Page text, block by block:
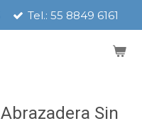
Tel.: 55 8849 6161
Abrazadera Sin